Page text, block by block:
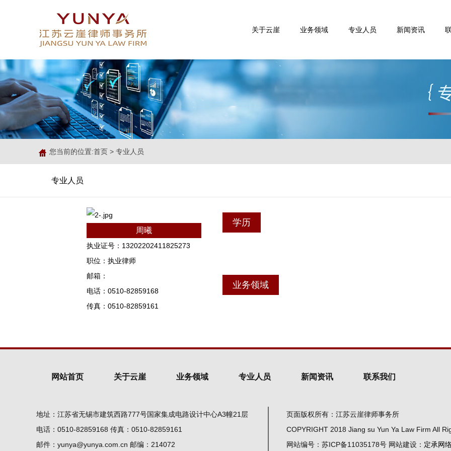
关于云崖 业务领域 专业人员 新闻资讯
您当前的位置:首页 > 专业人员
专业人员
周曦
执业证号：13202202411825273
职位：执业律师
邮箱：
电话：0510-82859168
传真：0510-82859161
学历
业务领域
网站首页 关于云崖 业务领域 专业人员 新闻资讯 联系我们
地址：江苏省无锡市建筑西路777号国家集成电路设计中心A3幢21层
电话：0510-82859168 传真：0510-82859161
邮件：yunya@yunya.com.cn 邮编：214072
页面版权所有：江苏云崖律师事务所
COPYRIGHT 2018 Jiang su Yun Ya Law Firm All
网站编号：苏ICP备11035178号 网站建设： 定承网